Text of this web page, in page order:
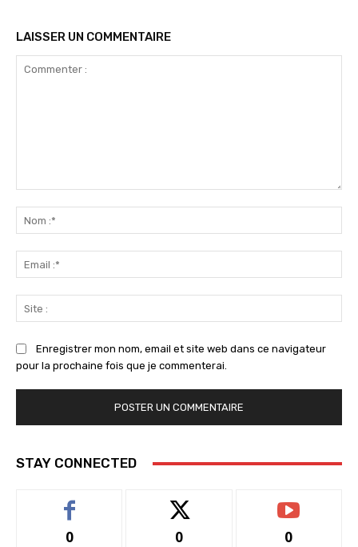
LAISSER UN COMMENTAIRE
:*
:*
:
Enregistrer mon nom, email et site web dans ce navigateur
pour la prochaine fois que je commenterai.
STAY CONNECTED
0 0 0